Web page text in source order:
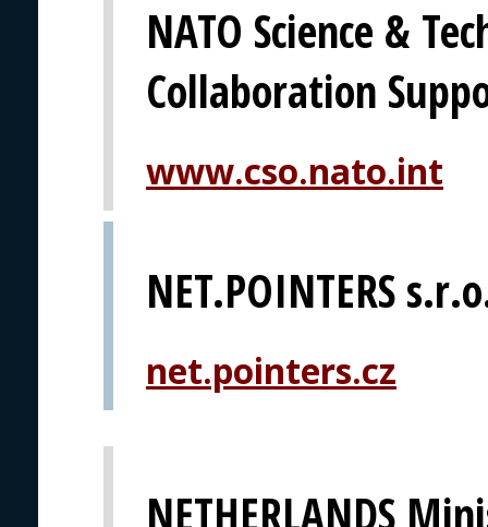
NATO Science &
Collaboration
www.cso.nato.int
NET.POINTERS
net.pointers.cz
NETHERLANDS